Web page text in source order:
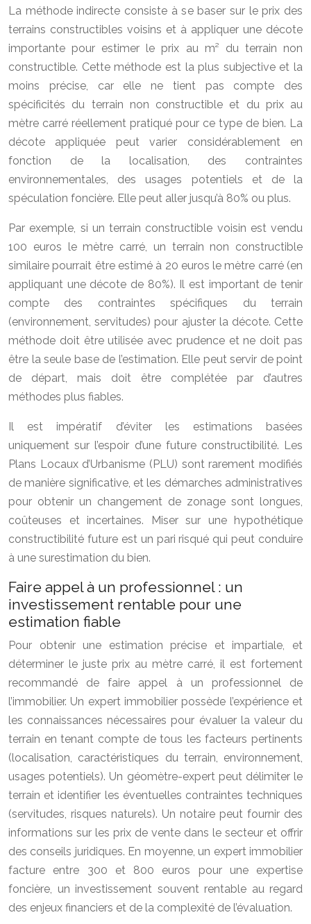
La méthode indirecte consiste à se baser sur le prix des
terrains constructibles voisins et à appliquer une décote
importante pour estimer le prix au m² du terrain non
constructible. Cette méthode est la plus subjective et la
moins précise, car elle ne tient pas compte des
spécificités du terrain non constructible et du prix au
mètre carré réellement pratiqué pour ce type de bien. La
décote appliquée peut varier considérablement en
fonction de la localisation, des contraintes
environnementales, des usages potentiels et de la
spéculation foncière. Elle peut aller jusqu’à 80% ou plus.
Par exemple, si un terrain constructible voisin est vendu
100 euros le mètre carré, un terrain non constructible
similaire pourrait être estimé à 20 euros le mètre carré (en
appliquant une décote de 80%). Il est important de tenir
compte des contraintes spécifiques du terrain
(environnement, servitudes) pour ajuster la décote. Cette
méthode doit être utilisée avec prudence et ne doit pas
être la seule base de l’estimation. Elle peut servir de point
de départ, mais doit être complétée par d’autres
méthodes plus fiables.
Il est impératif d’éviter les estimations basées
uniquement sur l’espoir d’une future constructibilité. Les
Plans Locaux d’Urbanisme (PLU) sont rarement modifiés
de manière significative, et les démarches administratives
pour obtenir un changement de zonage sont longues,
coûteuses et incertaines. Miser sur une hypothétique
constructibilité future est un pari risqué qui peut conduire
à une surestimation du bien.
Faire appel à un professionnel : un
investissement rentable pour une
estimation fiable
Pour obtenir une estimation précise et impartiale, et
déterminer le juste prix au mètre carré, il est fortement
recommandé de faire appel à un professionnel de
l’immobilier. Un expert immobilier possède l’expérience et
les connaissances nécessaires pour évaluer la valeur du
terrain en tenant compte de tous les facteurs pertinents
(localisation, caractéristiques du terrain, environnement,
usages potentiels). Un géomètre-expert peut délimiter le
terrain et identifier les éventuelles contraintes techniques
(servitudes, risques naturels). Un notaire peut fournir des
informations sur les prix de vente dans le secteur et offrir
des conseils juridiques. En moyenne, un expert immobilier
facture entre 300 et 800 euros pour une expertise
foncière, un investissement souvent rentable au regard
des enjeux financiers et de la complexité de l’évaluation.